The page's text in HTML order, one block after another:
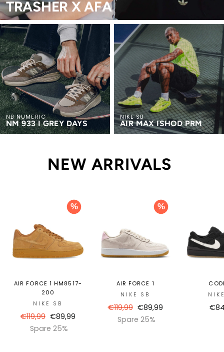
TRASHER X AFA
NB NUMERIC
NM 933 I GREY DAYS
NIKE SB
AIR MAX ISHOD PRM
NEW ARRIVALS
%
AIR FORCE 1 HM8517-
200
NIKE SB
Normaler
Preis
€119,99 Sonderpreis
€89,99
Spare 25%
%
AIR FORCE 1
NIKE SB
Normaler
Preis
€119,99 Sonderpreis
€89,99
Spare 25%